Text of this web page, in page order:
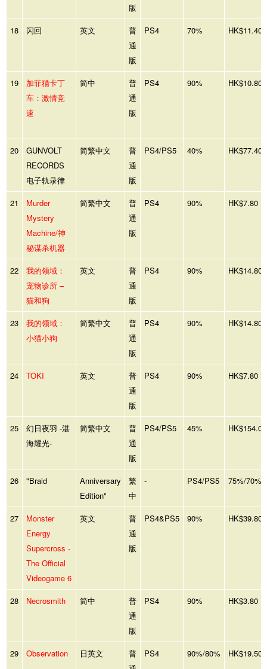
版
18 闪回 英文
普
通
版
PS4 70% HK$11.40
19
加菲猫卡丁
车：激情竞
速
简中
普
通
版
PS4 90% HK$10.80
20
GUNVOLT
RECORDS
电子轨录律
简繁中文
普
通
版
PS4/PS5 40% HK$77.40
21
Murder
Mystery
Machine/神
秘谋杀机器
简繁中文
普
通
版
PS4 90% HK$7.80
22
我的领域：
宠物诊所 –
猫和狗
英文
普
通
版
PS4 90% HK$14.80
23
我的领域：
小猫小狗
简繁中文
普
通
版
PS4 90% HK$14.80
24 TOKI 英文
普
通
版
PS4 90% HK$7.80
25
幻日夜羽 -湛
海耀光-
简繁中文
普
通
版
PS4/PS5 45% HK$154.00
26 "Braid
Anniversary
Edition"
繁
中
- PS4/PS5 75%/70%
27
Monster
Energy
Supercross -
The Official
Videogame 6
英文
普
通
版
PS4&PS5 90% HK$39.80
28 Necrosmith 简中
普
通
版
PS4 90% HK$3.80
29 Observation 日英文
普
PS4 90%/80% HK$19.50